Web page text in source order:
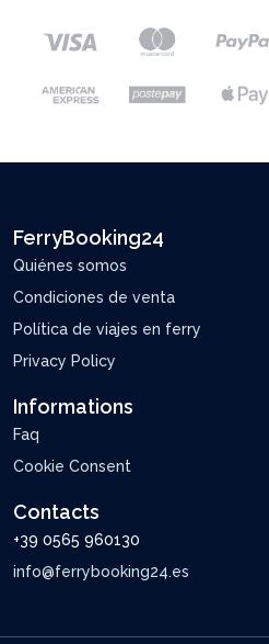
FerryBooking24
Quiénes somos
Condiciones de venta
Política de viajes en ferry
Privacy Policy
Informations
Faq
Cookie Consent
Contacts
+39 0565 960130
info@ferrybooking24.es